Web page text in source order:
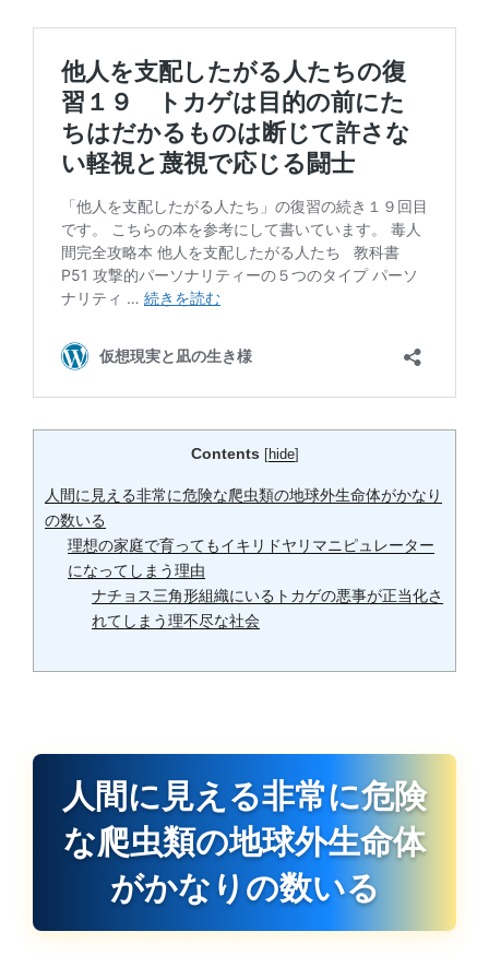
Contents [hide]
人間に見える非常に危険な爬虫類の地球外生命体がかなり
の数いる
理想の家庭で育ってもイキリドヤリマニピュレーター
になってしまう理由
ナチョス三角形組織にいるトカゲの悪事が正当化さ
れてしまう理不尽な社会
人間に見える非常に危険
な爬虫類の地球外生命体
がかなりの数いる